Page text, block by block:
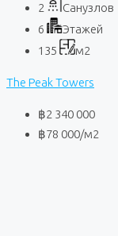
2
Санузлов
6
Этажей
135
м2
The Peak Towers
฿2 340 000
฿78 000/м2